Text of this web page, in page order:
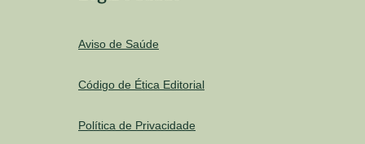
Aviso de Saúde
Código de Ética Editorial
Política de Privacidade